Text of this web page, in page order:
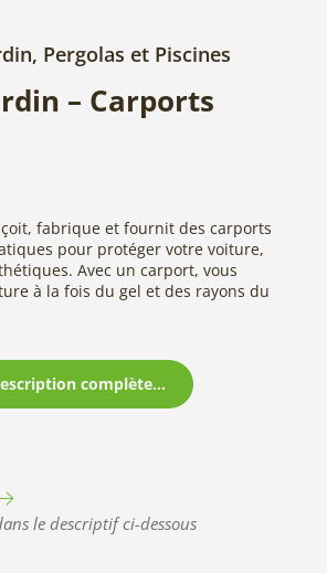
Pergolas et Piscines
– Carports
fabrique et fournit des carports
pour protéger votre voiture,
Avec un carport, vous
à la fois du gel et des rayons du
complète...
le descriptif ci-dessous